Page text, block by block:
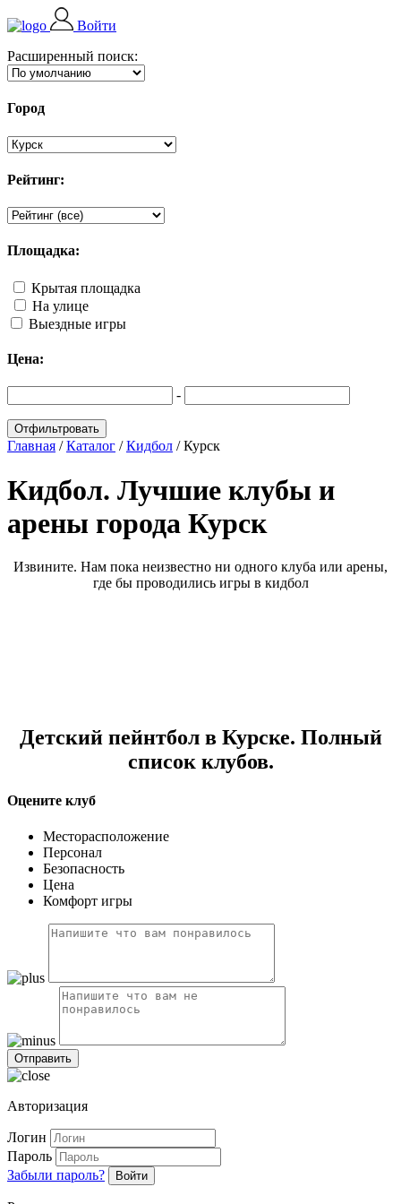
Войти
Расширенный поиск:
Город
Рейтинг:
Площадка:
Крытая площадка
На улице
Выездные игры
Цена:
-
Главная /Каталог /Кидбол /Курск
Кидбол. Лучшие клубы и
арены города Курск
Извините. Нам пока неизвестно ни одного клуба или арены,
где бы проводились игры в кидбол
Детский пейнтбол в Курске. Полный
список клубов.
Оцените клуб
Месторасположение
Персонал
Безопасность
Цена
Комфорт игры
Авторизация
Логин
Пароль
Забыли пароль?
Войти